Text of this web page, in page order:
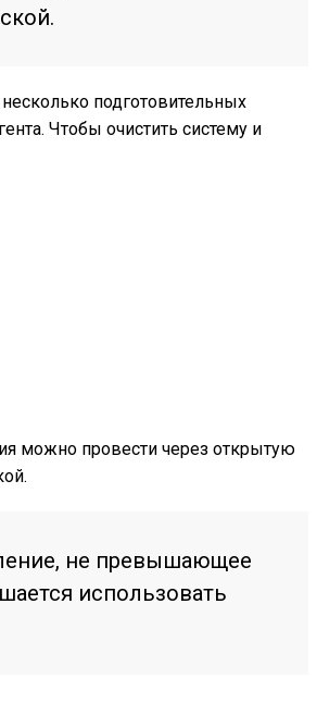
подготовительных
Чтобы очистить систему и
можно провести через открытую
не превышающее
использовать